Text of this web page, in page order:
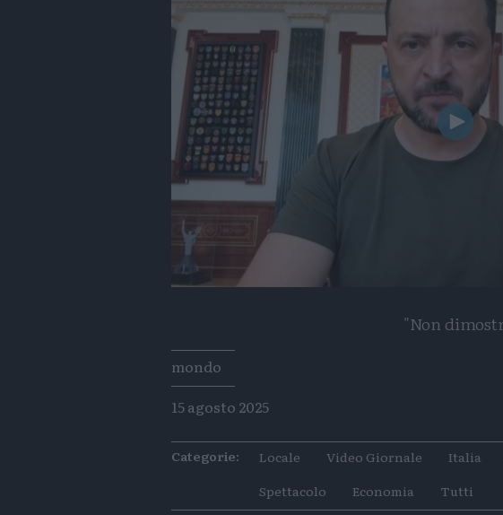
Play
"Non
Tags
mondo
15 agosto 2025
Categorie: Locale Video Giornale Italia
Spettacolo
Economia Tutti